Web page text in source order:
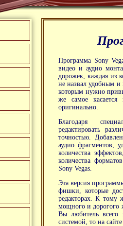
Программа Sony
видео и аудио
дорожек, каждая из
не назвал удобным и
которым нужно
же самое
оригинально.
Благодаря
редактировать
точностью.
аудио фрагментов,
количества
количества
Sony Vegas.
Эта версия
фишки, которые
редакторах. К тому
мощного и дорогого
Вы любитель
системой, то на